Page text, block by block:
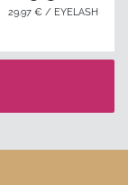
29.97 € / EYELASH